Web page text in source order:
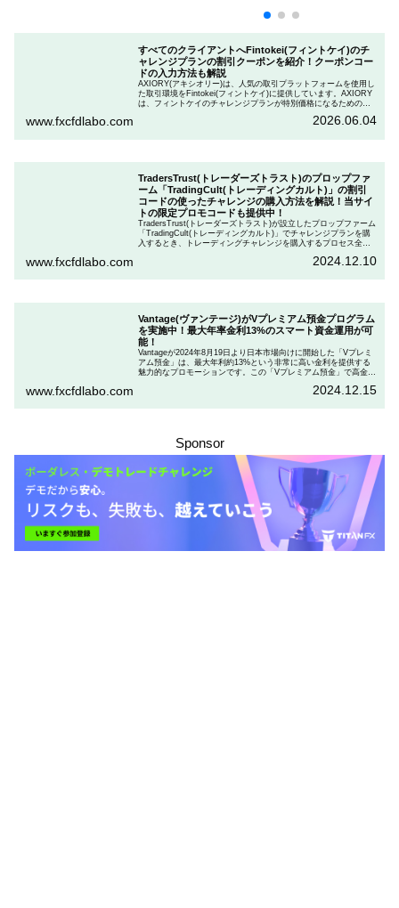
すべてのクライアントへFintokei(フィントケイ)のチ
ャレンジプランの割引クーポンを紹介！クーポンコー
ドの入力方法も解説
AXIORY(アキシオリー)は、人気の取引プラットフォームを使用し
た取引環境をFintokei(フィントケイ)に提供しています。AXIORY
は、フィントケイのチャレンジプランが特別価格になるためのク
ランを申し込むときのクーポンコードを入力して割引にする方法
www.fxcfdlabo.com 2026.06.04
TradersTrust(トレーダーズトラスト)のプロップファ
ーム「TradingCult(トレーディングカルト)」の割引
コードの使ったチャレンジの購入方法を解説！当サイ
トの限定プロモコードも提供中！
TradersTrust(トレーダーズトラスト)が設立したプロップファーム
「TradingCult(トレーディングカルト)」でチャレンジプランを購
入するとき、トレーディングチャレンジを購入するプロセス全体
ます。さらに、TradingCultがほぼ定期的に実施している割引コー
www.fxcfdlabo.com 2024.12.10
Vantage(ヴァンテージ)がVプレミアム預金プログラム
を実施中！最大年率金利13%のスマート資金運用が可
能！
Vantageが2024年8月19日より日本市場向けに開始した「Vプレミ
アム預金」は、最大年利約13%という非常に高い金利を提供する
魅力的なプロモーションです。この「Vプレミアム預金」で高金利
「Vプレミアム預金」を行いたい人は、この記事をしっかりと読ん
www.fxcfdlabo.com 2024.12.15
Sponsor